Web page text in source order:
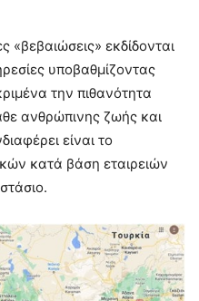
«βεβαιώσεις» εκδίδονται
υποβαθμίζοντας
την πιθανότητα
ανθρώπινης ζωής και
είναι το
κατά βάση εταιρειών